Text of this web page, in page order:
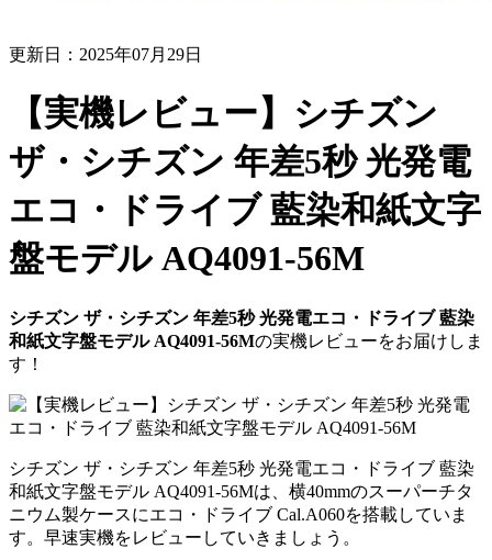
更新日：2025年07月29日
【実機レビュー】シチズン
ザ・シチズン 年差5秒 光発電
エコ・ドライブ 藍染和紙文字
盤モデル AQ4091-56M
シチズン ザ・シチズン 年差5秒 光発電エコ・ドライブ 藍染
和紙文字盤モデル AQ4091-56Mの実機レビューをお届けしま
す！
シチズン ザ・シチズン 年差5秒 光発電エコ・ドライブ 藍染
和紙文字盤モデル AQ4091-56Mは、横40mmのスーパーチタ
ニウム製ケースにエコ・ドライブ Cal.A060を搭載していま
す。早速実機をレビューしていきましょう。